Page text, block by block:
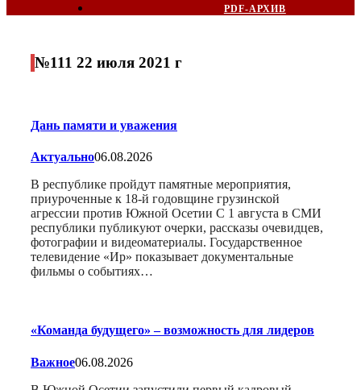
PDF-АРХИВ
№111 22 июля 2021 г
Дань памяти и уважения
Актуально06.08.2026
В республике пройдут памятные мероприятия,
приуроченные к 18-й годовщине грузинской
агрессии против Южной Осетии С 1 августа в СМИ
республики публикуют очерки, рассказы очевидцев,
фотографии и видеоматериалы. Государственное
телевидение «Ир» показывает документальные
фильмы о событиях…
«Команда будущего» – возможность для лидеров
Важное06.08.2026